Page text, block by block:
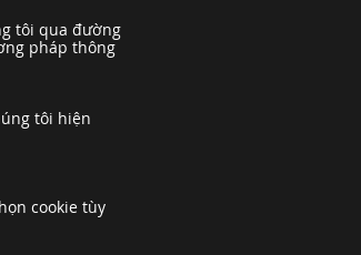
tôi qua đường
pháp thông
tôi hiện
cookie tùy